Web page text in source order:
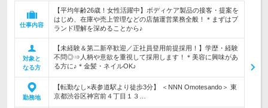
仕事内容
【平均年齢26歳！女性活躍中】ボディケア製品の接客・提案を
はじめ、在庫や売上管理などの店舗運営業務全般！＊まずはブ
ランド理解を深めることから♪
対象と
なる方
【未経験＆第二新卒歓迎／正社員登用前提採用！】学歴・経験
不問◎⇒人柄や意欲を重視して採用します！＊美容に興味があ
る方に♪＊金髪・ネイルOK♪
勤務地
【転勤なし×表参道駅より徒歩3分】 ＜NNN Omotesando＞ 東
京都渋谷区神宮前４丁目１３…